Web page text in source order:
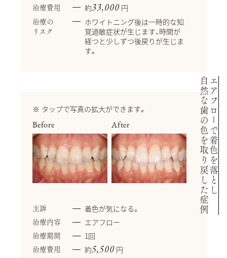
治療費用 約33,000 円
治療の
リスク
ホワイトニング後は一時的な知
覚過敏症状が生じます、時間が
経つと少しずつ後戻りが生じま
す。
エアフローで着色を落とし
自然な歯の色を取り戻した症例
タップで写真の拡大ができます。
Before After
主訴 着色が気になる。
治療内容 エアフロー
治療期間 1回
治療費用 約5,500 円